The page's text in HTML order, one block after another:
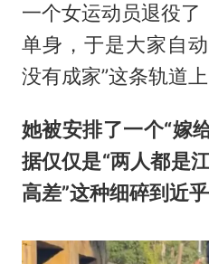
一个女运动员退役了
单身，于是大家自
没有成家”这条轨道上
她被安排了一个“嫁
据仅仅是“两人都是
高差”这种细碎到近